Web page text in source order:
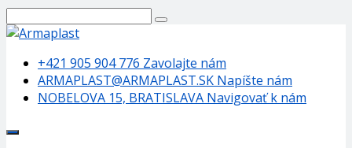
+421 905 904 776 Zavolajte nám
ARMAPLAST@ARMAPLAST.SK Napíšte nám
NOBELOVA 15, BRATISLAVA Navigovať k nám